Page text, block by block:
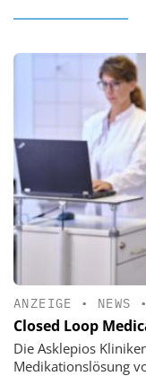
ANZEIGE • NEWS
Closed Loop
Die Asklepios
Medikationslösung